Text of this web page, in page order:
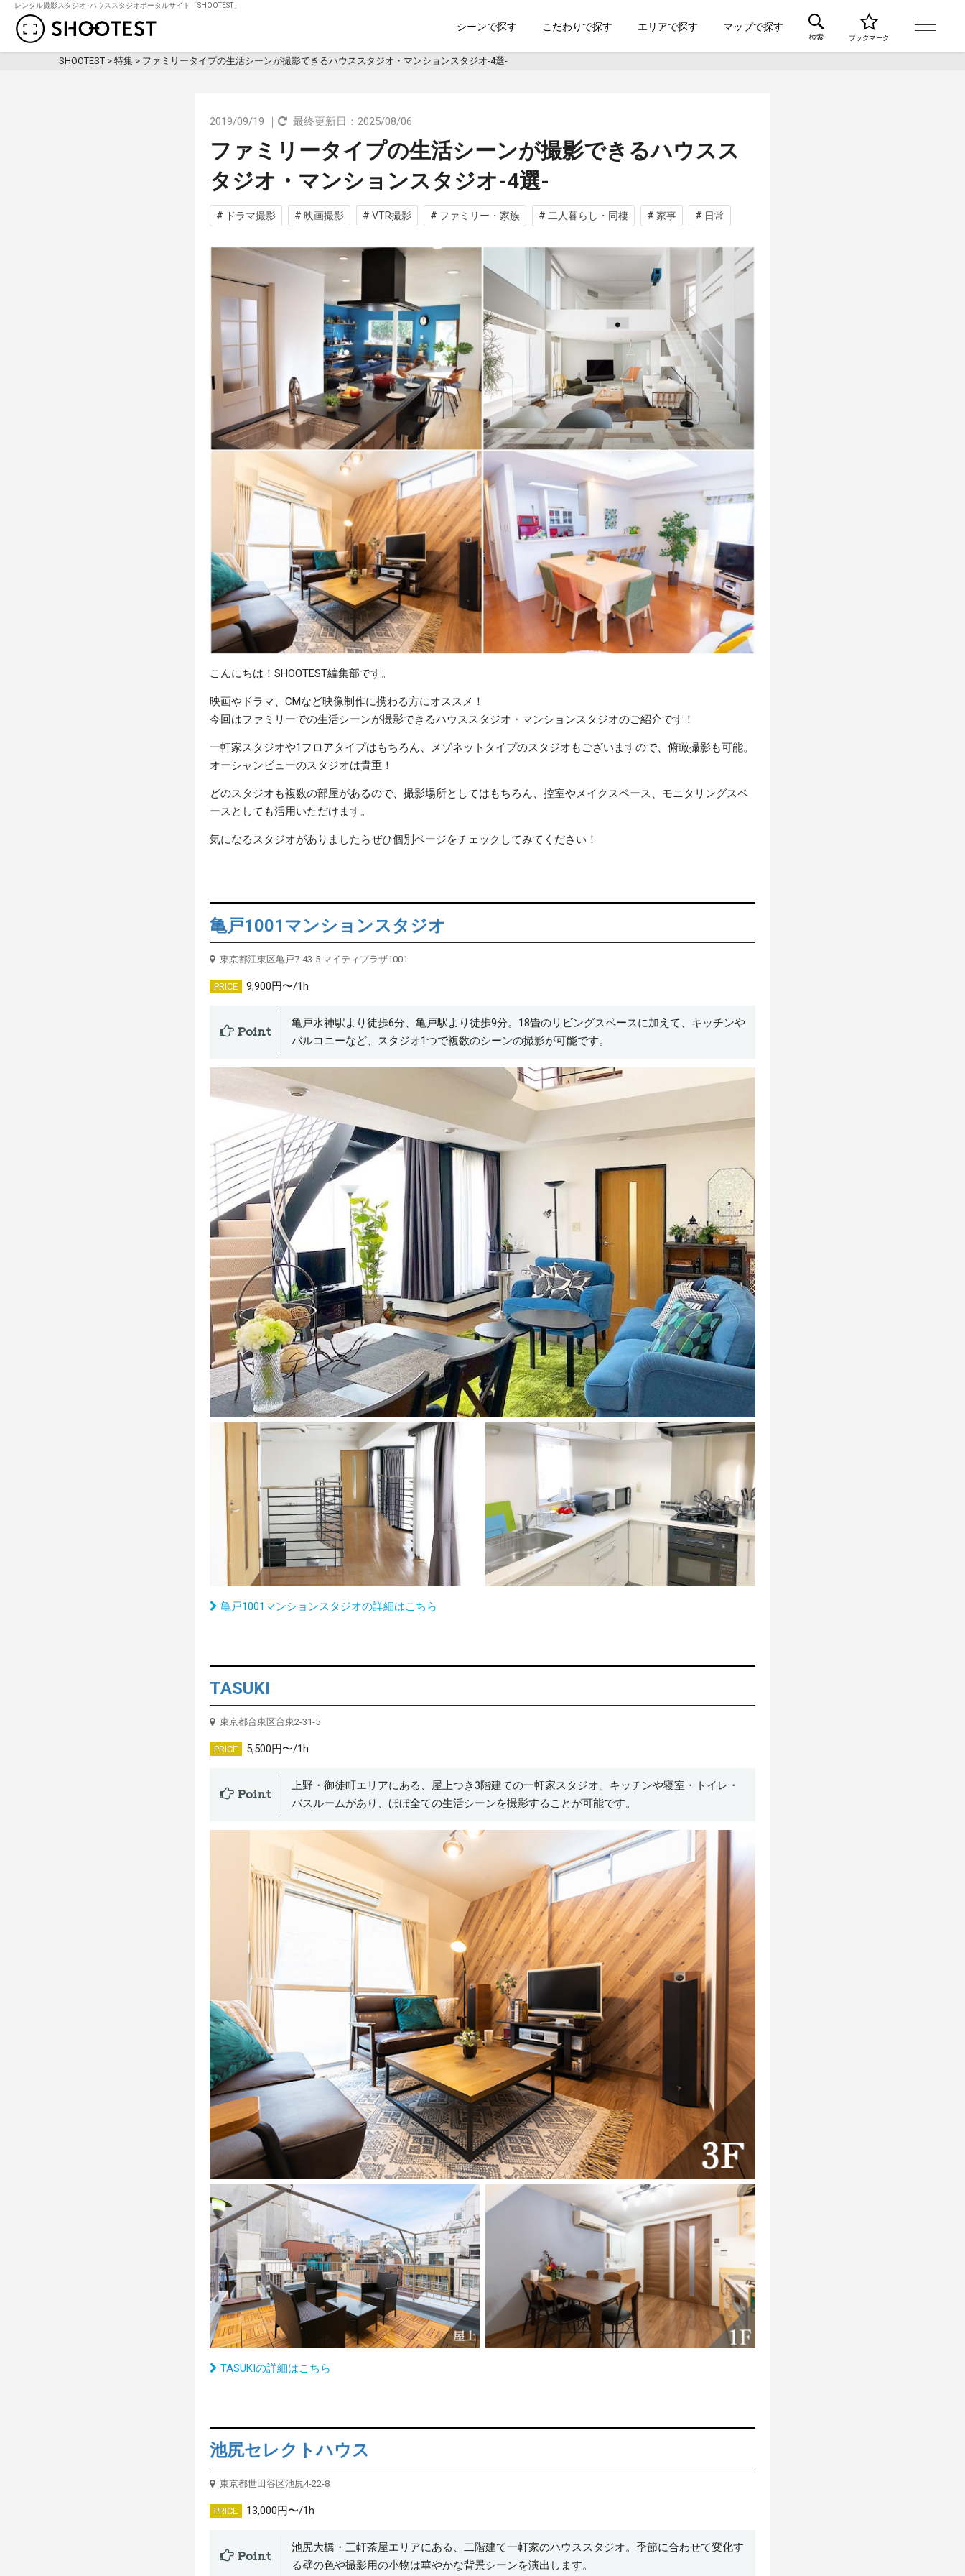
レンタル撮影スタジオ･ハウススタジオポータルサイト「SHOOTEST」
シーンで探す こだわりで探す エリアで探す マップで探す
検索 ブックマーク
SHOOTEST > 特集 > ファミリータイプの生活シーンが撮影できるハウススタジオ・マンションスタジオ-4選-
2019/09/19 ｜ 最終更新日：2025/08/06
ファミリータイプの生活シーンが撮影できるハウスス
タジオ・マンションスタジオ-4選-
# ドラマ撮影 # 映画撮影 # VTR撮影 # ファミリー・家族 # 二人暮らし・同棲 # 家事 # 日常
こんにちは！SHOOTEST編集部です。
映画やドラマ、CMなど映像制作に携わる方にオススメ！
今回はファミリーでの生活シーンが撮影できるハウススタジオ・マンションスタジオのご紹介です！
一軒家スタジオや1フロアタイプはもちろん、メゾネットタイプのスタジオもございますので、俯瞰撮影も可能。
オーシャンビューのスタジオは貴重！
どのスタジオも複数の部屋があるので、撮影場所としてはもちろん、控室やメイクスペース、モニタリングスペ
ースとしても活用いただけます。
気になるスタジオがありましたらぜひ個別ページをチェックしてみてください！
亀戸1001マンションスタジオ
東京都江東区亀戸7-43-5 マイティプラザ1001
PRICE 9,900円〜/1h
Point
亀戸水神駅より徒歩6分、亀戸駅より徒歩9分。18畳のリビングスペースに加えて、キッチンや
バルコニーなど、スタジオ1つで複数のシーンの撮影が可能です。
亀戸1001マンションスタジオの詳細はこちら
TASUKI
東京都台東区台東2-31-5
PRICE 5,500円〜/1h
Point
上野・御徒町エリアにある、屋上つき3階建ての一軒家スタジオ。キッチンや寝室・トイレ・
バスルームがあり、ほぼ全ての生活シーンを撮影することが可能です。
TASUKIの詳細はこちら
池尻セレクトハウス
東京都世田谷区池尻4-22-8
PRICE 13,000円〜/1h
Point
池尻大橋・三軒茶屋エリアにある、二階建て一軒家のハウススタジオ。季節に合わせて変化す
る壁の色や撮影用の小物は華やかな背景シーンを演出します。